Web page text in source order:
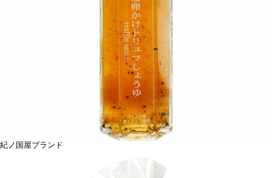
紀ノ国屋ブランド